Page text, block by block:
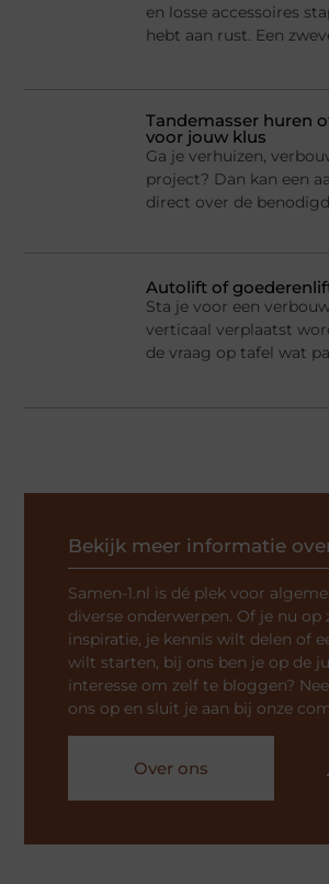
en losse accessoires
hebt aan rust. Een
Tandemasser huren
voor jouw klus
Ga je verhuizen,
project? Dan kan een
direct over de
Autolift of
Sta je voor een
verticaal verplaatst
de vraag op tafel wat
Bekijk meer informatie
Samen-1.nl is dé plek voor
diverse onderwerpen. Of je nu op
inspiratie, je kennis wilt delen of
wilt starten, bij ons ben je op de
interesse om zelf te bloggen?
ons op en sluit je aan bij onze
Over ons